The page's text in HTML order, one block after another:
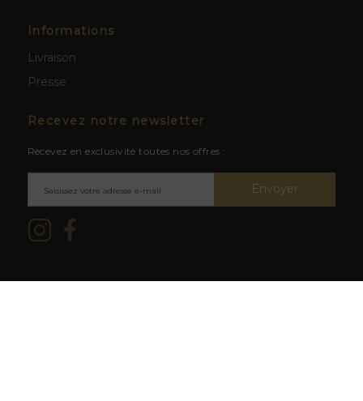
Informations
Livraison
Presse
Recevez notre newsletter
Recevez en exclusivité toutes nos offres :
Envoyer